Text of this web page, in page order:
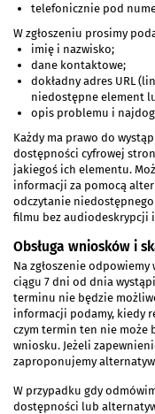
telefonicznie pod
W zgłoszeniu prosimy
imię i nazwisko;
dane kontaktowe;
dokładny adres URL
niedostępne element
opis problemu i
Każdy ma prawo do
dostępności cyfrowej
jakiegoś ich elementu.
informacji za pomocą
odczytanie
filmu bez audiodeskrypcji
Obsługa wniosków i
Na zgłoszenie
ciągu 7 dni od dnia
terminu nie będzie
informacji podamy, kiedy
czym termin ten nie może
wniosku. Jeżeli
zaproponujemy
W przypadku gdy
dostępności lub